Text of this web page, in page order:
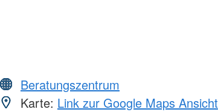
Beratungszentrum
Karte: Link zur Google Maps Ansicht